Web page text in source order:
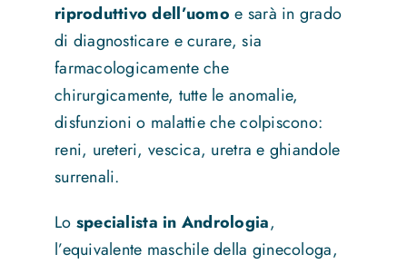
riproduttivo dell’uomo e sarà in grado
di diagnosticare e curare, sia
farmacologicamente che
chirurgicamente, tutte le anomalie,
disfunzioni o malattie che colpiscono:
reni, ureteri, vescica, uretra e ghiandole
surrenali.
Lo specialista in Andrologia,
l’equivalente maschile della ginecologa,